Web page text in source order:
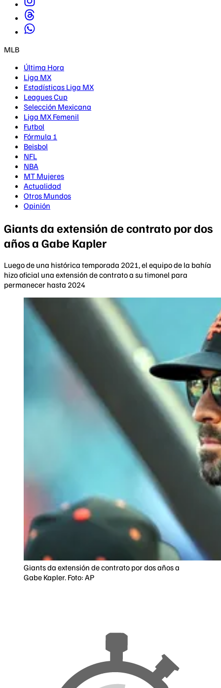
MLB
Última Hora
Liga MX
Estadísticas Liga MX
Leagues Cup
Selección Mexicana
Liga MX Femenil
Futbol
Fórmula 1
Beisbol
NFL
NBA
MT Mujeres
Actualidad
Otros Mundos
Opinión
Giants da extensión de contrato por dos
años a Gabe Kapler
Luego de una histórica temporada 2021, el equipo de la bahía
hizo oficial una extensión de contrato a su timonel para
permanecer hasta 2024
Giants da extensión de contrato por dos años a
Gabe Kapler. Foto: AP